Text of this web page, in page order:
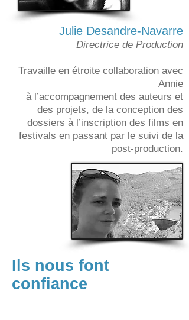
Julie Desandre-Navarre
Directrice de Production
Travaille en étroite collaboration avec
Annie
à l’accompagnement des auteurs et
des projets, de la conception des
dossiers à l’inscription des films en
festivals en passant par le suivi de la
post-production.
Ils nous font
confiance